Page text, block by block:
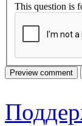
This question is